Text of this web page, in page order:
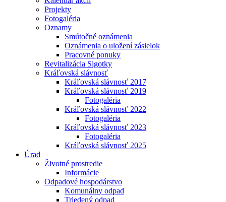
Projekty
Fotogaléria
Oznamy
Smútočné oznámenia
Oznámenia o uložení zásielok
Pracovné ponuky
Revitalizácia Sigotky
Kráľovská slávnosť
Kráľovská slávnosť 2017
Kráľovská slávnosť 2019
Fotogaléria
Kráľovská slávnosť 2022
Fotogaléria
Kráľovská slávnosť 2023
Fotogaléria
Kráľovská slávnosť 2025
Úrad
Životné prostredie
Informácie
Odpadové hospodárstvo
Komunálny odpad
Triedený odpad